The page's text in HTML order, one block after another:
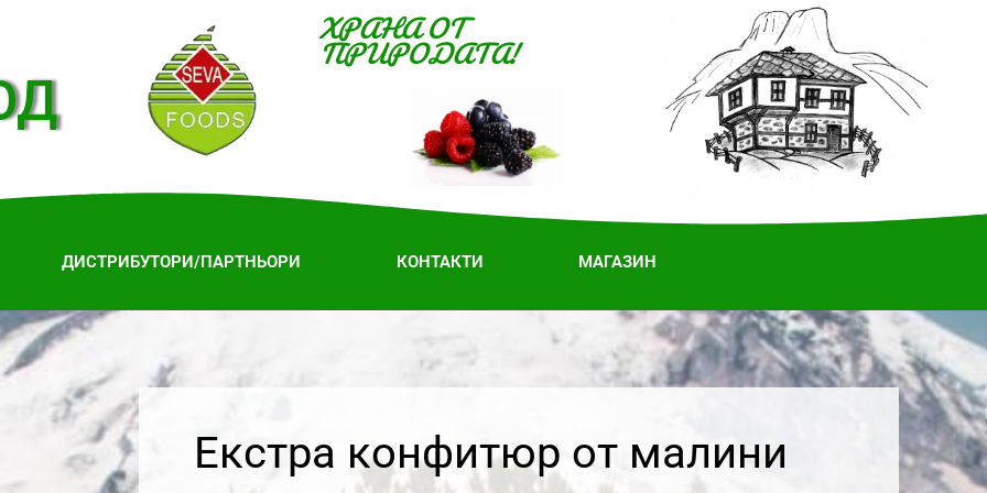
ХРАНА ОТ
ПРИРОДАТА!
ДИСТРИБУТОРИ/ПАРТНЬОРИ КОНТАКТИ МАГАЗИН
Екстра конфитюр от малини